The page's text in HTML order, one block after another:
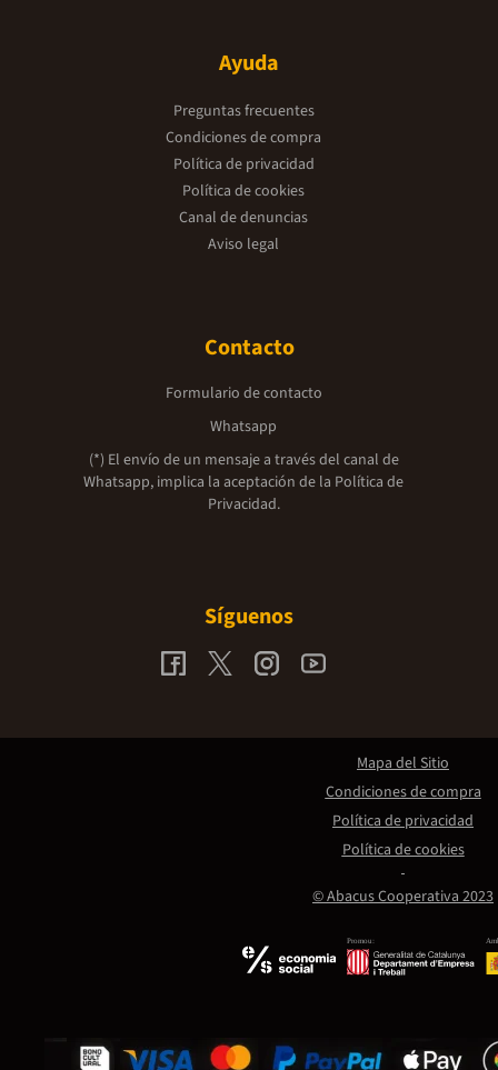
Ayuda
Preguntas frecuentes
Condiciones de compra
Política de privacidad
Política de cookies
Canal de denuncias
Aviso legal
Contacto
Formulario de contacto
Whatsapp
(*) El envío de un mensaje a través del canal de
Whatsapp, implica la aceptación de la Política de
Privacidad.
Síguenos
Promou:
© Abacus Cooperativa 2023
Mapa del Sitio
Condiciones de compra
Política de privacidad
Política de cookies